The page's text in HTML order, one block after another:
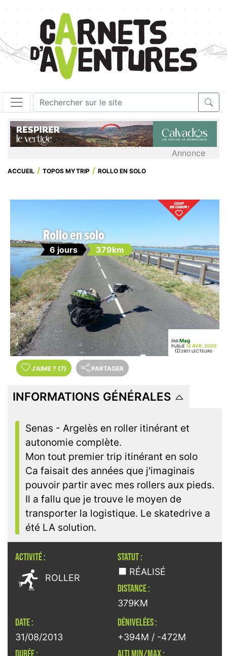
Annonce
ACCUEIL TOPOS MYTRIP ROLLO EN SOLO
Rollo en solo
6 jours 379km
PAR Mag
PUBLIÉ 12 AVR. 2020
2951 LECTEURS
J'AIME ? (7) PARTAGER
INFORMATIONS GÉNÉRALES
Senas - Argelès en roller itinérant et
autonomie complète.
Mon tout premier trip itinérant en solo
Ca faisait des années que j'imaginais
pouvoir partir avec mes rollers aux pieds.
Il a fallu que je trouve le moyen de
transporter la logistique. Le skatedrive a
été LA solution.
ACTIVITÉ :
 ROLLER
STATUT :
RÉALISÉ
DISTANCE :
379KM
DATE :
31/08/2013
DÉNIVELÉES :
+394M / -472M